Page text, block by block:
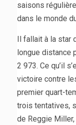
saisons
dans le monde
Il fallait à la
longue distance
2 973. Ce qu’il
victoire contre
premier quart-
trois tentatives,
de Reggie